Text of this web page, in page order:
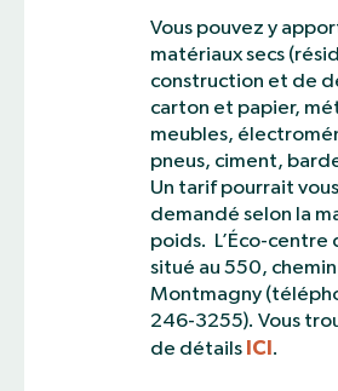
Vous pouvez y
matériaux secs
construction et de
carton et papier,
meubles,
pneus, ciment,
Un tarif pourrait
demandé selon la
poids. L’Éco-centre
situé au 550,
Montmagny
246-3255). Vous
de détails ICI .